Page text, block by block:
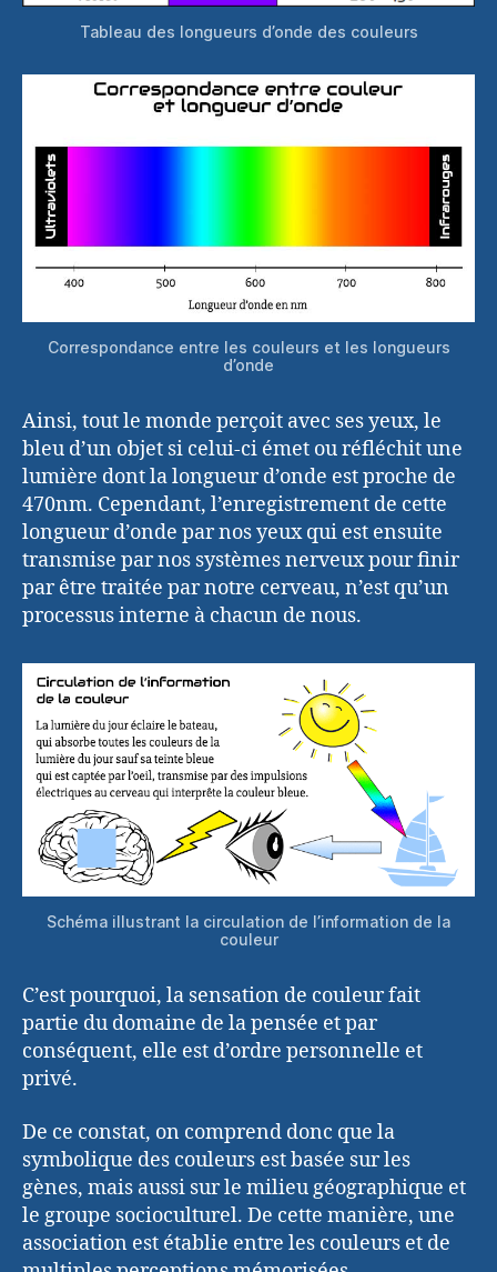
Tableau des longueurs d’onde des couleurs
Correspondance entre les couleurs et les longueurs
d’onde
Ainsi, tout le monde perçoit avec ses yeux, le
bleu d’un objet si celui-ci émet ou réfléchit une
lumière dont la longueur d’onde est proche de
470nm. Cependant, l’enregistrement de cette
longueur d’onde par nos yeux qui est ensuite
transmise par nos systèmes nerveux pour finir
par être traitée par notre cerveau, n’est qu’un
processus interne à chacun de nous.
Schéma illustrant la circulation de l’information de la
couleur
C’est pourquoi, la sensation de couleur fait
partie du domaine de la pensée et par
conséquent, elle est d’ordre personnelle et
privé.
De ce constat, on comprend donc que la
symbolique des couleurs est basée sur les
gènes, mais aussi sur le milieu géographique et
le groupe socioculturel. De cette manière, une
association est établie entre les couleurs et de